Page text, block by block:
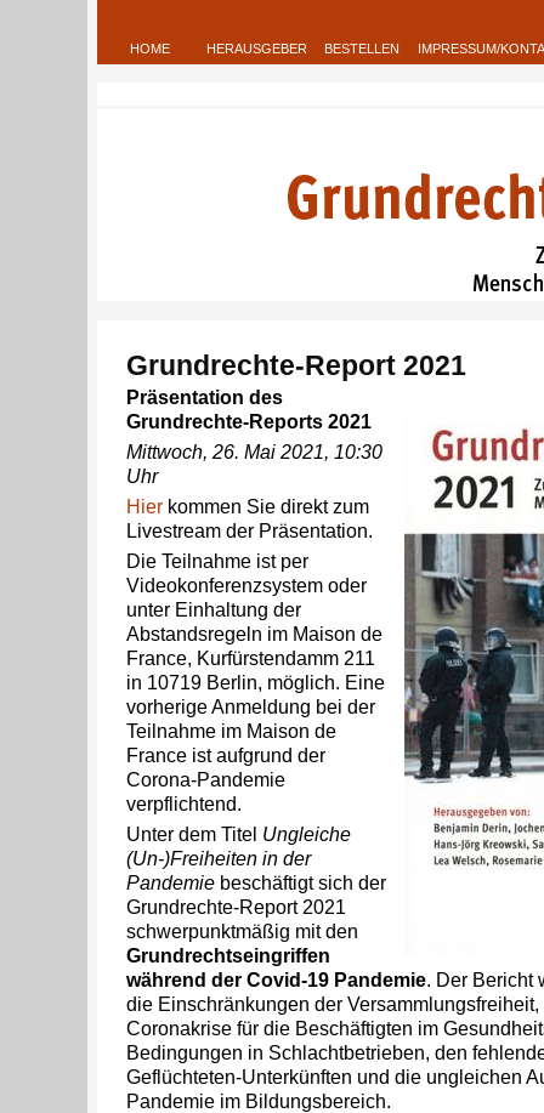
HOME HERAUSGEBER BESTELLEN IMPRESSUM/
Grundrechte-Report 2021
Präsentation des
Grundrechte-Reports 2021
Mittwoch, 26. Mai 2021, 10:30
Uhr
Hierkommen Sie direkt zum
Livestream der Präsentation.
Die Teilnahme ist per
Videokonferenzsystem oder
unter Einhaltung der
Abstandsregeln im Maison de
France, Kurfürstendamm 211
in 10719 Berlin, möglich. Eine
vorherige Anmeldung bei der
Teilnahme im Maison de
France ist aufgrund der
Corona-Pandemie
verpflichtend.
Unter dem Titel Ungleiche
(Un-)Freiheiten in der
Pandemie beschäftigt sich der
Grundrechte-Report 2021
schwerpunktmäßig mit den
Grundrechtseingriffen
während der Covid-19 Pandemie. Der Bericht
die Einschränkungen der
Coronakrise für die Beschäftigten im
Bedingungen in Schlachtbetrieben, den
Geflüchteten-Unterkünften und die ungleichen
Pandemie im Bildungsbereich.